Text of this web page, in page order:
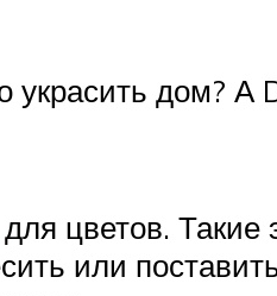
дом? А
для цветов. Такие
или